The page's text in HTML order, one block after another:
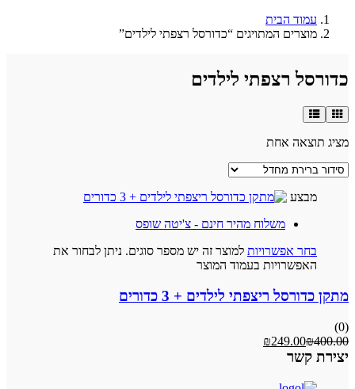
עמוד הבית
מוצרים המתויגים “כדורסל רצפתי לילדים”
כדורסל רצפתי לילדים
מציג תוצאה אחת
מבצע
משלוח מהיר חינם - צ'יטה שופס
בחר אפשרויות למוצר זה יש מספר סוגים. ניתן לבחור את
האפשרויות בעמוד המוצר
מתקן כדורסל ריצפתי לילדים + 3 כדורים
(0)
₪400.00
₪249.00
יצירת קשר